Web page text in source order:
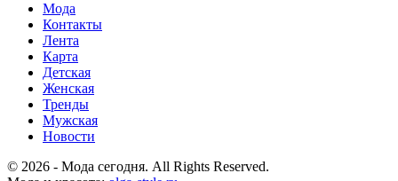
Мода
Контакты
Лента
Карта
Детская
Женская
Тренды
Мужская
Новости
© 2026 - Мода сегодня. All Rights Reserved.